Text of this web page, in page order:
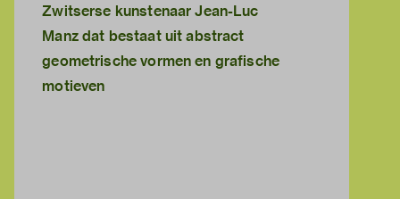
Zwitserse kunstenaar Jean-Luc
Manz dat bestaat uit abstract
geometrische vormen en grafische
motieven